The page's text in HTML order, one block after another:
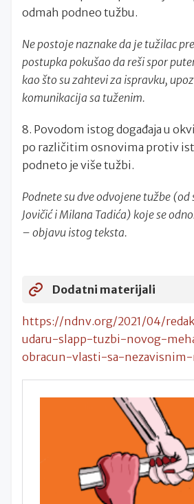
odmah podneo tužbu.
Ne postoje naznake da je tužilac
postupka pokušao da reši spor
kao što su zahtevi za ispravku,
komunikacija sa tuženim.
8. Povodom istog događaja u
po različitim osnovima protiv
podneto je više tužbi.
Podnete su dve odvojene tužbe
Jovičić i Milana Tadića) koje se
– objavu istog teksta.
Dodatni materijali
https://ndnv.org/2021/04/
udaru-slapp-tuzbi-novog-
obracun-vlasti-sa-